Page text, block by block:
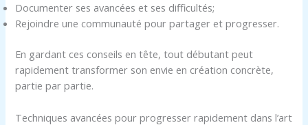
Documenter ses avancées et ses difficultés;
Rejoindre une communauté pour partager et progresser.
En gardant ces conseils en tête, tout débutant peut
rapidement transformer son envie en création concrète,
partie par partie.
Techniques avancées pour progresser rapidement dans l’art